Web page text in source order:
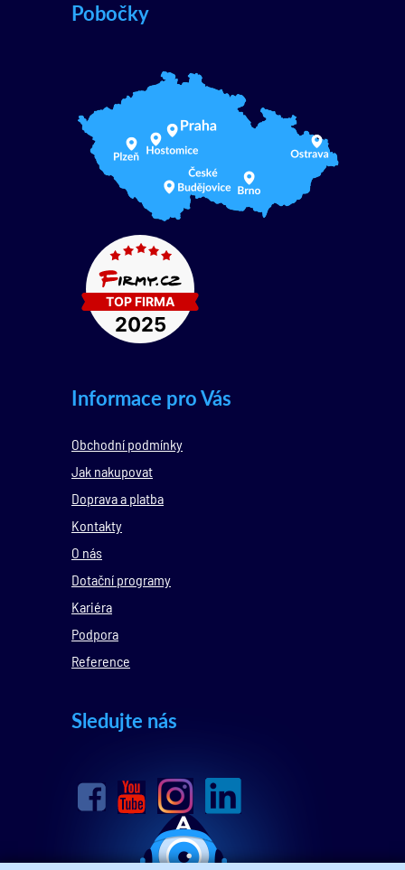
Pobočky
Informace pro Vás
Obchodní podmínky
Jak nakupovat
Doprava a platba
Kontakty
O nás
Dotační programy
Kariéra
Podpora
Reference
Sledujte nás